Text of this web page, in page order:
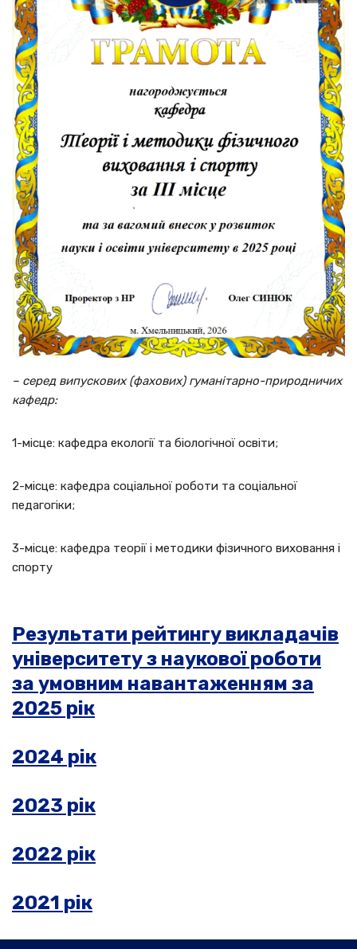
– серед випускових (фахових) гуманітарно-природничих
кафедр:
1-місце: кафедра екології та біологічної освіти;
2-місце: кафедра соціальної роботи та соціальної
педагогіки;
3-місце: кафедра теорії і методики фізичного виховання і
спорту
Результати рейтингу викладачів
університету з наукової роботи
за умовним навантаженням за
2025 рік
2024 рік
2023 рік
2022 рік
2021 рік